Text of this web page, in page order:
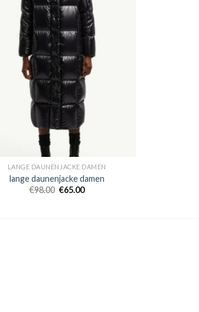
LANGE DAUNENJACKE DAMEN
lange daunenjacke damen
€98.00 €65.00